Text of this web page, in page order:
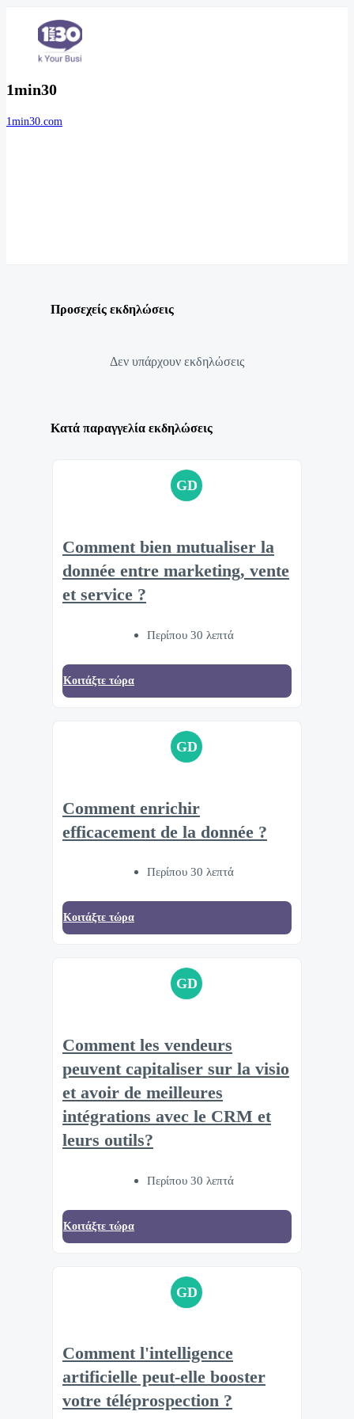
1min30
1min30.com
Προσεχείς εκδηλώσεις
Δεν υπάρχουν εκδηλώσεις
Κατά παραγγελία εκδηλώσεις
GD
Comment bien mutualiser la
donnée entre marketing, vente
et service ?
Περίπου 30 λεπτά
Κοιτάξτε τώρα
GD
Comment enrichir
efficacement de la donnée ?
Περίπου 30 λεπτά
Κοιτάξτε τώρα
GD
Comment les vendeurs
peuvent capitaliser sur la visio
et avoir de meilleures
intégrations avec le CRM et
leurs outils?
Περίπου 30 λεπτά
Κοιτάξτε τώρα
GD
Comment l'intelligence
artificielle peut-elle booster
votre téléprospection ?